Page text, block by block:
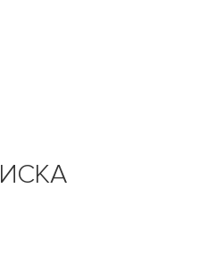
ИСКА